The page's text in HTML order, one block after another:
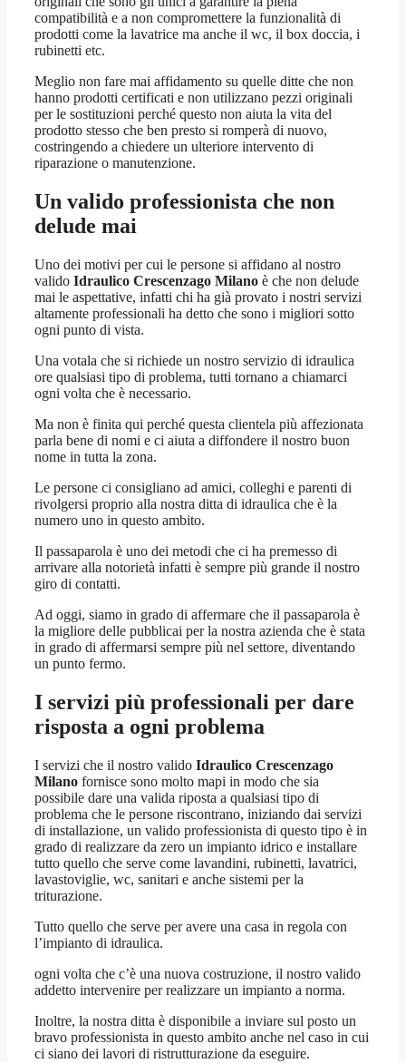
compatibilità e a non compromettere la funzionalità di
prodotti come la lavatrice ma anche il wc, il box doccia, i
rubinetti etc.
Meglio non fare mai affidamento su quelle ditte che non
hanno prodotti certificati e non utilizzano pezzi originali
per le sostituzioni perché questo non aiuta la vita del
prodotto stesso che ben presto si romperà di nuovo,
costringendo a chiedere un ulteriore intervento di
riparazione o manutenzione.
Un valido professionista che non
delude mai
Uno dei motivi per cui le persone si affidano al nostro
valido Idraulico Crescenzago Milano è che non delude
mai le aspettative, infatti chi ha già provato i nostri servizi
altamente professionali ha detto che sono i migliori sotto
ogni punto di vista.
Una votala che si richiede un nostro servizio di idraulica
ore qualsiasi tipo di problema, tutti tornano a chiamarci
ogni volta che è necessario.
Ma non è finita qui perché questa clientela più affezionata
parla bene di nomi e ci aiuta a diffondere il nostro buon
nome in tutta la zona.
Le persone ci consigliano ad amici, colleghi e parenti di
rivolgersi proprio alla nostra ditta di idraulica che è la
numero uno in questo ambito.
Il passaparola è uno dei metodi che ci ha premesso di
arrivare alla notorietà infatti è sempre più grande il nostro
giro di contatti.
Ad oggi, siamo in grado di affermare che il passaparola è
la migliore delle pubblicai per la nostra azienda che è stata
in grado di affermarsi sempre più nel settore, diventando
un punto fermo.
I servizi più professionali per dare
risposta a ogni problema
I servizi che il nostro valido Idraulico Crescenzago
Milano fornisce sono molto mapi in modo che sia
possibile dare una valida riposta a qualsiasi tipo di
problema che le persone riscontrano, iniziando dai servizi
di installazione, un valido professionista di questo tipo è in
grado di realizzare da zero un impianto idrico e installare
tutto quello che serve come lavandini, rubinetti, lavatrici,
lavastoviglie, wc, sanitari e anche sistemi per la
triturazione.
Tutto quello che serve per avere una casa in regola con
l’impianto di idraulica.
ogni volta che c’è una nuova costruzione, il nostro valido
addetto intervenire per realizzare un impianto a norma.
Inoltre, la nostra ditta è disponibile a inviare sul posto un
bravo professionista in questo ambito anche nel caso in cui
ci siano dei lavori di ristrutturazione da eseguire.